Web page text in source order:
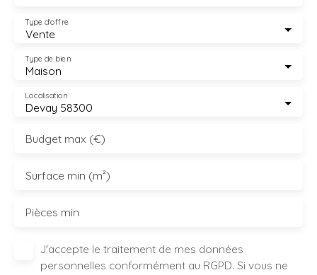
Vente
Type d'offre
Maison
Type de bien
Devay 58300
Localisation
Budget max (€)
Surface min (m²)
Pièces min
J'accepte le traitement de mes données
personnelles conformément au RGPD. Si vous ne